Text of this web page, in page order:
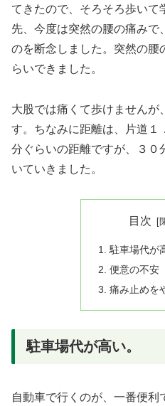
てきたので、そろそろ歩いて
先、今度は突然の腰の痛みで
のを断念しました。突然の腰
らいできました。
大股では痛くて歩けませんが
す。ちなみに距離は、片道１
分ぐらいの距離ですが、３０
いていきました。
目次
駐車場代が
便意の不安
痛み止めを
駐車場代が高い。
自動車で行くのが、一番便